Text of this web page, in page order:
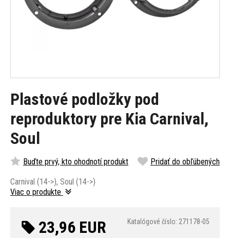
Plastové podložky pod
reproduktory pre Kia Carnival,
Soul
Buďte prvý, kto ohodnotí produkt Pridať do obľúbených
Carnival (14->), Soul (14->)
Viac o produkte
23,96 EUR Katalógové číslo: 271178-05